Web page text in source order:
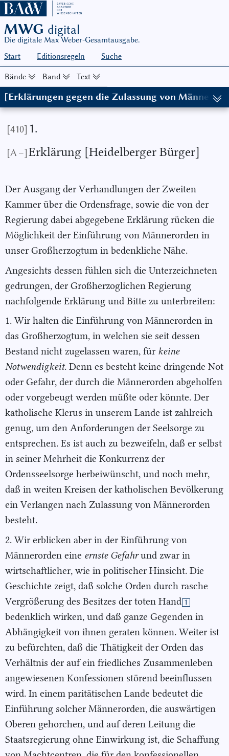
MWG digital
Die digitale Max Weber-Gesamtausgabe.
Start
Editionsregeln Suche
Bände Band Text
[Erklärungen gegen die Zulassung von
(in: MWG I/8, hg. von Wolfgang Schluchter in Zusammenarbeit
[410] 1.
[A –]Erklärung [Heidelberger Bürger]
Der Ausgang der Verhandlungen der Zweiten
Kammer über die Ordensfrage, sowie die von der
Regierung dabei abgegebene Erklärung rücken die
Möglichkeit der Einführung von Männerorden in
unser Großherzogtum in bedenkliche Nähe.
Angesichts dessen fühlen sich die Unterzeichneten
gedrungen, der Großherzoglichen Regierung
nachfolgende Erklärung und Bitte zu unterbreiten:
1. Wir halten die Einführung von Männerorden in
das Großherzogtum, in welchen sie seit dessen
Bestand nicht zugelassen waren, für keine
Notwendigkeit. Denn es besteht keine dringende Not
oder Gefahr, der durch die Männerorden abgeholfen
oder vorgebeugt werden müßte oder könnte. Der
katholische Klerus in unserem Lande ist zahlreich
genug, um den Anforderungen der Seelsorge zu
entsprechen. Es ist auch zu bezweifeln, daß er selbst
in seiner Mehrheit die Konkurrenz der
Ordensseelsorge herbeiwünscht, und noch mehr,
daß in weiten Kreisen der katholischen Bevölkerung
ein Verlangen nach Zulassung von Männerorden
besteht.
2. Wir erblicken aber in der Einführung von
Männerorden eine ernste Gefahrund zwar in
wirtschaftlicher, wie in politischer Hinsicht. Die
Geschichte zeigt, daß solche Orden durch rasche
Vergrößerung des Besitzes der toten Hand 1
bedenklich wirken, und daß ganze Gegenden in
Abhängigkeit von ihnen geraten können. Weiter ist
zu befürchten, daß die Thätigkeit der Orden das
Verhältnis der auf ein friedliches Zusammenleben
angewiesenen Konfessionen störend beeinflussen
wird. In einem paritätischen Lande bedeutet die
Einführung solcher Männerorden, die auswärtigen
Oberen gehorchen, und auf deren Leitung die
Staatsregierung ohne Einwirkung ist, die Schaffung